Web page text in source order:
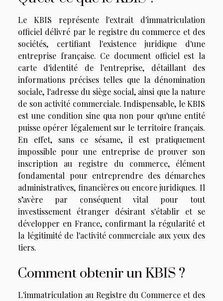
Le KBIS représente l'extrait d'immatriculation
officiel délivré par le registre du commerce et des
sociétés, certifiant l'existence juridique d'une
entreprise française. Ce document officiel est la
carte d'identité de l'entreprise, détaillant des
informations précises telles que la dénomination
sociale, l'adresse du siège social, ainsi que la nature
de son activité commerciale. Indispensable, le KBIS
est une condition sine qua non pour qu'une entité
puisse opérer légalement sur le territoire français.
En effet, sans ce sésame, il est pratiquement
impossible pour une entreprise de prouver son
inscription au registre du commerce, élément
fondamental pour entreprendre des démarches
administratives, financières ou encore juridiques. Il
s’avère par conséquent vital pour tout
investissement étranger désirant s'établir et se
développer en France, confirmant la régularité et
la légitimité de l'activité commerciale aux yeux des
tiers.
Comment obtenir un KBIS ?
L'immatriculation au Registre du Commerce et des